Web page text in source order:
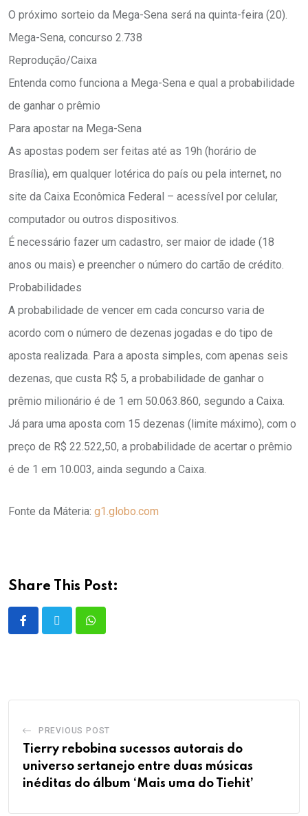
O próximo sorteio da Mega-Sena será na quinta-feira (20).
Mega-Sena, concurso 2.738
Reprodução/Caixa
Entenda como funciona a Mega-Sena e qual a probabilidade
de ganhar o prêmio
Para apostar na Mega-Sena
As apostas podem ser feitas até as 19h (horário de
Brasília), em qualquer lotérica do país ou pela internet, no
site da Caixa Econômica Federal – acessível por celular,
computador ou outros dispositivos.
É necessário fazer um cadastro, ser maior de idade (18
anos ou mais) e preencher o número do cartão de crédito.
Probabilidades
A probabilidade de vencer em cada concurso varia de
acordo com o número de dezenas jogadas e do tipo de
aposta realizada. Para a aposta simples, com apenas seis
dezenas, que custa R$ 5, a probabilidade de ganhar o
prêmio milionário é de 1 em 50.063.860, segundo a Caixa.
Já para uma aposta com 15 dezenas (limite máximo), com o
preço de R$ 22.522,50, a probabilidade de acertar o prêmio
é de 1 em 10.003, ainda segundo a Caixa.
Fonte da Máteria: g1.globo.com
Share This Post:
PREVIOUS POST
Tierry rebobina sucessos autorais do
universo sertanejo entre duas músicas
inéditas do álbum ‘Mais uma do Tiehit’